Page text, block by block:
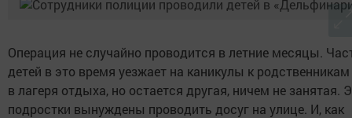
Операция не случайно проводится в летние месяцы.
детей в это время уезжает на каникулы к
в лагеря отдыха, но остается другая, ничем не занятая.
подростки вынуждены проводить досуг на улице. И, как